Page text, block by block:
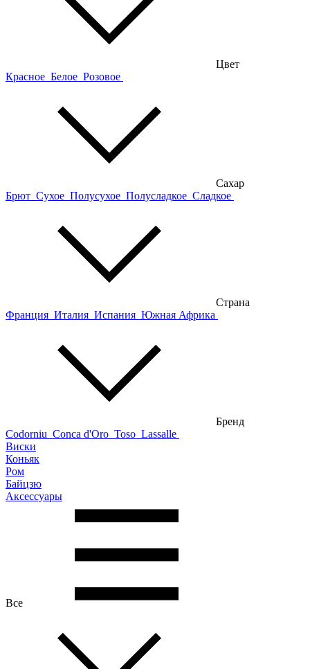
Цвет
Красное Белое Розовое
Сахар
Брют Сухое Полусухое Полусладкое Сладкое
Страна
Франция Италия Испания Южная Африка
Бренд
Codorniu Conca d'Oro Toso Lassalle
Виски
Коньяк
Ром
Байцзю
Аксессуары
Все